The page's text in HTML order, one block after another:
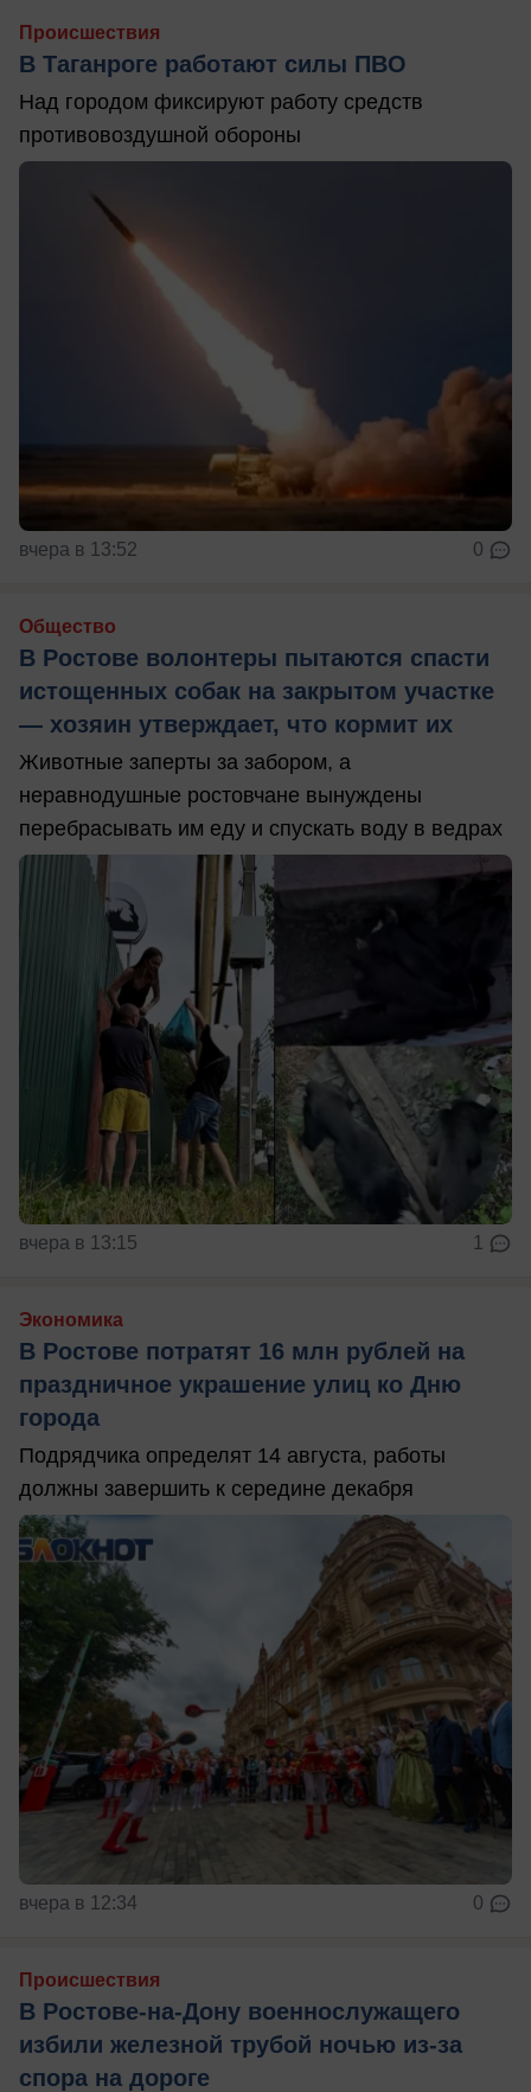
Происшествия
В Таганроге работают силы ПВО
Над городом фиксируют работу средств
противовоздушной обороны
вчера в 13:52 0
Общество
В Ростове волонтеры пытаются спасти
истощенных собак на закрытом участке
— хозяин утверждает, что кормит их
Животные заперты за забором, а
неравнодушные ростовчане вынуждены
перебрасывать им еду и спускать воду в ведрах
вчера в 13:15 1
Экономика
В Ростове потратят 16 млн рублей на
праздничное украшение улиц ко Дню
города
Подрядчика определят 14 августа, работы
должны завершить к середине декабря
вчера в 12:34 0
Происшествия
В Ростове-на-Дону военнослужащего
избили железной трубой ночью из-за
спора на дороге